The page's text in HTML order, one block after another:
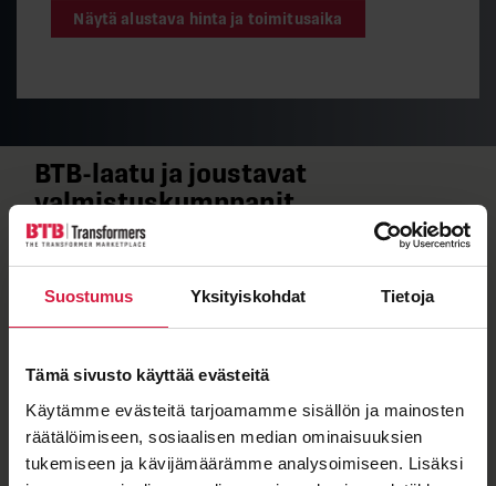
Suostumus Yksityiskohdat Tietoja
Tämä sivusto käyttää evästeitä
Käytämme evästeitä tarjoamamme sisällön ja mainosten
räätälöimiseen, sosiaalisen median ominaisuuksien
tukemiseen ja kävijämäärämme analysoimiseen. Lisäksi
Näytä alustava hinta ja toimitusaika
BTB-​laatu ja joustavat
valmistuskumppanit
Kun näet muuntajassa BTB-​merkkilaatan, tiedät sen
Jakelumuuntajamme valmistaa SEM Transformatör,
ISO 9001 ISO 14001IEC 60076OHSAS 18001